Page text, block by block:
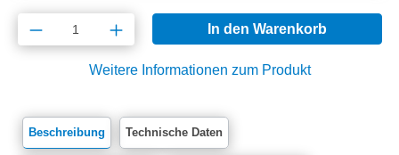
Produkt Anzahl: Gib den gewünschten
In den Warenkorb
Weitere Informationen zum Produkt
Beschreibung Technische Daten